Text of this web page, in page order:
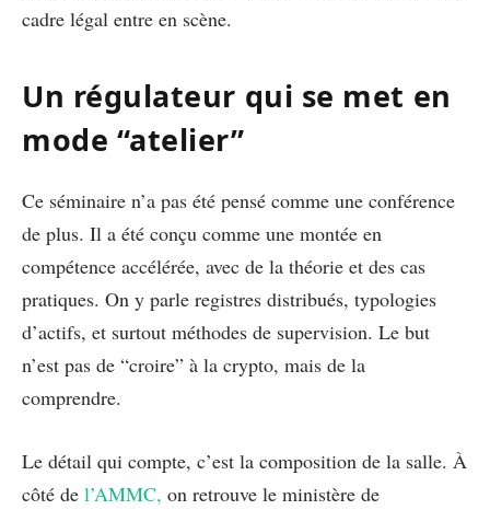
cadre légal entre en scène.
Un régulateur qui se met en
mode “atelier”
Ce séminaire n’a pas été pensé comme une conférence
de plus. Il a été conçu comme une montée en
compétence accélérée, avec de la théorie et des cas
pratiques. On y parle registres distribués, typologies
d’actifs, et surtout méthodes de supervision. Le but
n’est pas de “croire” à la crypto, mais de la
comprendre.
Le détail qui compte, c’est la composition de la salle. À
côté de l’AMMC, on retrouve le ministère de